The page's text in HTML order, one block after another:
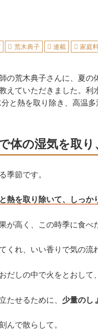
荒木典子 連載 家庭
の荒木典子さんに、夏の
えていただきました。利
と熱を取り除き、高温
体の湿気を取
季節です。
熱を取り除いて、しっか
が高く、この時季に食べ
くれ、いい香りで気の流
だしの中で火をとおして
たせるために、 少量のし
んで散らして。